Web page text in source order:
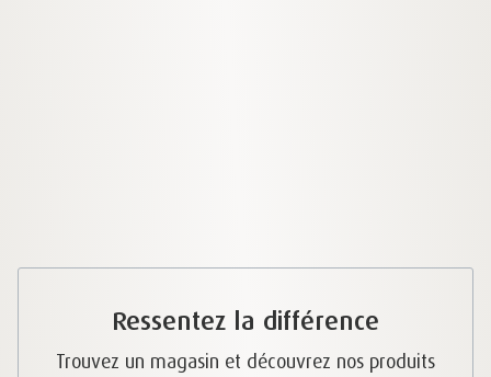
Ressentez la différence
Trouvez un magasin et découvrez nos produits